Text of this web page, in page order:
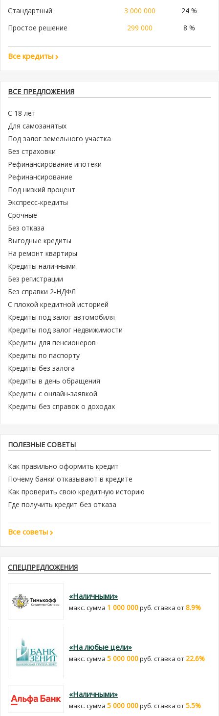
Стандартный 3 000 000
24 %
Простое решение
299 000 8 %
Все кредиты
ВСЕ ПРЕДЛОЖЕНИЯ
С 18 лет
Для самозанятых
Под залог земельного участка
Без страховки
Рефинансирование ипотеки
Рефинансирование
Под низкий процент
Экспресс-кредиты
Срочные
Без отказа
Выгодные кредиты
На ремонт квартиры
Кредиты наличными
Без регистрации
Без справки 2-НДФЛ
С плохой кредитной историей
Кредиты под залог автомобиля
Кредиты под залог недвижимости
Кредиты для пенсионеров
Кредиты по паспорту
Кредиты без залога
Кредиты в день обращения
Кредиты с онлайн-заявкой
Кредиты без справок о доходах
ПОЛЕЗНЫЕ СОВЕТЫ
Как правильно оформить кредит
Почему банки отказывают в кредите
Как проверить свою кредитную историю
Где получить кредит без отказа
Все советы
СПЕЦПРЕДЛОЖЕНИЯ
«Наличными»
макс. сумма 1 000 000руб. cтавка от8.9%
«На любые цели»
макс. сумма 5 000 000руб. cтавка от 22.6%
«Наличными»
макс. сумма 5 000 000руб. cтавка от5.5%